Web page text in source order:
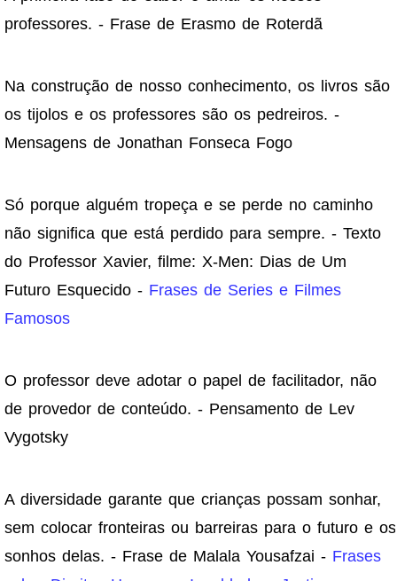
professores. - Frase de Erasmo de Roterdã
Na construção de nosso conhecimento, os livros são
os tijolos e os professores são os pedreiros. -
Mensagens de Jonathan Fonseca Fogo
Só porque alguém tropeça e se perde no caminho
não significa que está perdido para sempre. - Texto
do Professor Xavier, filme: X-Men: Dias de Um
Futuro Esquecido - Frases de Series e Filmes
Famosos
O professor deve adotar o papel de facilitador, não
de provedor de conteúdo. - Pensamento de Lev
Vygotsky
A diversidade garante que crianças possam sonhar,
sem colocar fronteiras ou barreiras para o futuro e os
sonhos delas. - Frase de Malala Yousafzai - Frases